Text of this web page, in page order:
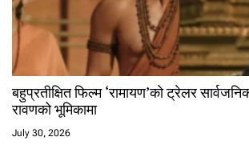
बहुप्रतीक्षित फिल्म ‘रामायण’को ट्रेलर
रावणको भूमिकामा
July 30, 2026